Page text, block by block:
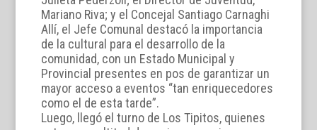
Mariano Riva; y el Concejal Santiago Carnaghi
Allí, el Jefe Comunal destacó la importancia
de la cultural para el desarrollo de la
comunidad, con un Estado Municipal y
Provincial presentes en pos de garantizar un
mayor acceso a eventos “tan enriquecedores
como el de esta tarde”.
Luego, llegó el turno de Los Tipitos, quienes